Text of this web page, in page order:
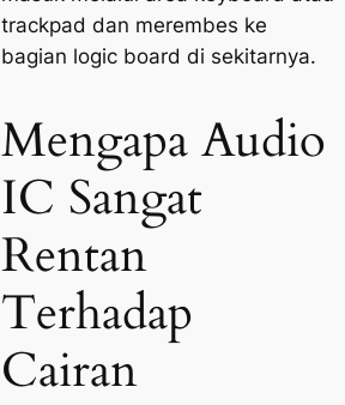
trackpad dan merembes ke
bagian logic board di sekitarnya.
Mengapa Audio
IC Sangat
Rentan
Terhadap
Cairan